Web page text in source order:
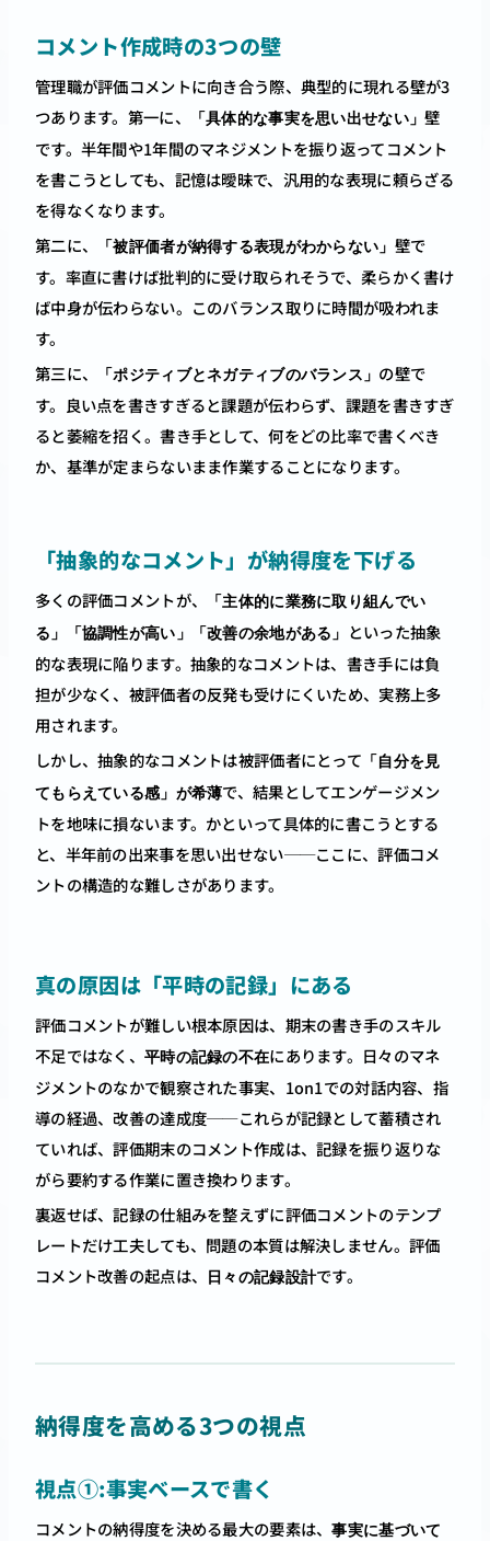
コメント作成時の3つの壁
管理職が評価コメントに向き合う際、典型的に現れる壁が3
つあります。第一に、
「具体的な事実を思い出せない」壁
です。半年間や1年間のマネジメントを振り返ってコメント
を書こうとしても、記憶は曖昧で、汎用的な表現に頼らざる
を得なくなります。
第二に、
「被評価者が納得する表現がわからない」 壁で
す。率直に書けば批判的に受け取られそうで、柔らかく書け
ば中身が伝わらない。このバランス取りに時間が吸われま
す。
第三に、
「ポジティブとネガティブのバランス」 の壁で
す。良い点を書きすぎると課題が伝わらず、課題を書きすぎ
ると萎縮を招く。書き手として、何をどの比率で書くべき
か、基準が定まらないまま作業することになります。
「抽象的なコメント」が納得度を下げる
多くの評価コメントが、
「主体的に業務に取り組んでい
る」「協調性が高い」「改善の余地がある」 といった抽象
的な表現に陥ります。抽象的なコメントは、書き手には負
担が少なく、被評価者の反発も受けにくいため、実務上多
用されます。
しかし、抽象的なコメントは被評価者にとって 「自分を見
てもらえている感」が希薄で、結果としてエンゲージメン
トを地味に損ないます。かといって具体的に書こうとする
と、半年前の出来事を思い出せない──ここに、評価コメ
ントの構造的な難しさがあります。
真の原因は「平時の記録」にある
評価コメントが難しい根本原因は、期末の書き手のスキル
不足ではなく、平時の記録の不在にあります。日々のマネ
ジメントのなかで観察された事実、1on1での対話内容、指
導の経過、改善の達成度──これらが記録として蓄積され
ていれば、評価期末のコメント作成は、記録を振り返りな
がら要約する作業に置き換わります。
裏返せば、記録の仕組みを整えずに評価コメントのテンプ
レートだけ工夫しても、問題の本質は解決しません。評価
コメント改善の起点は、
日々の記録設計です。
納得度を高める3つの視点
視点①:事実ベースで書く
コメントの納得度を決める最大の要素は、事実に基づいて